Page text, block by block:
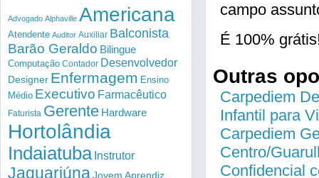
campo
É 100%
Outras
Carpediem
Infantil para
Carpediem
Centro/
Confidencial
Advogado Alphaville Americana
Atendente Auditor Auxiliar Balconista
Barão Geraldo Bilingue
Computação Contador Desenvolvedor
Designer Enfermagem Ensino
Médio Executivo Farmacêutico
Faturista Gerente Hardware
Hortolândia
Indaiatuba Instrutor
Jaguariúna Jovem Aprendiz